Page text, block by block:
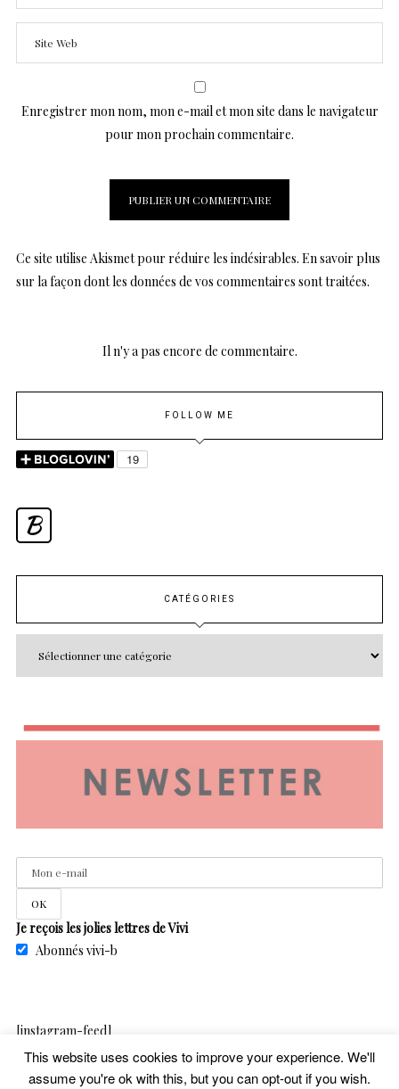
Enregistrer mon nom, mon e-mail et mon site dans le navigateur
pour mon prochain commentaire.
Ce site utilise Akismet pour réduire les indésirables. En savoir plus
sur la façon dont les données de vos commentaires sont traitées.
Il n'y a pas encore de commentaire.
FOLLOW ME
B
CATÉGORIES
Je reçois les jolies lettres de Vivi
Abonnés vivi-b
[instagram-feed]
This website uses cookies to improve your experience. We'll
assume you're ok with this, but you can opt-out if you wish.